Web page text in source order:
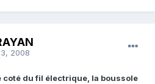
2008
coté du fil électrique, la boussole